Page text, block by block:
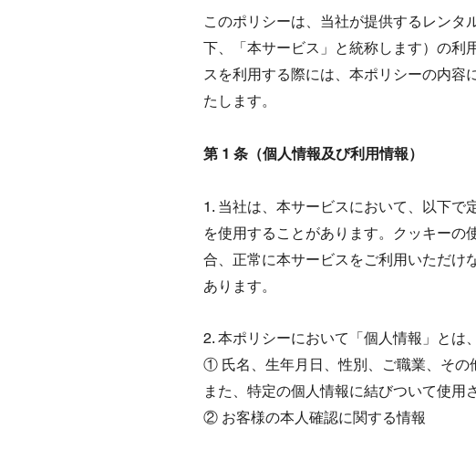
このポリシーは、当社が提供するレン
下、「本サービス」と統称します）の利
スを利用する際には、本ポリシーの内容
たします。
第 1 条（個人情報及び利用情報）
1. 当社は、本サービスにおいて、以下
を使用することがあります。クッキー
合、正常に本サービスをご利用いただけ
あります。
2. 本ポリシーにおいて「個人情報」とは
① 氏名、生年月日、性別、ご職業、その
また、特定の個人情報に結びついて使用
② お客様の本人確認に関する情報